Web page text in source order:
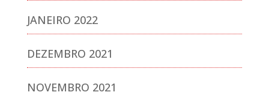
JANEIRO 2022
DEZEMBRO 2021
NOVEMBRO 2021